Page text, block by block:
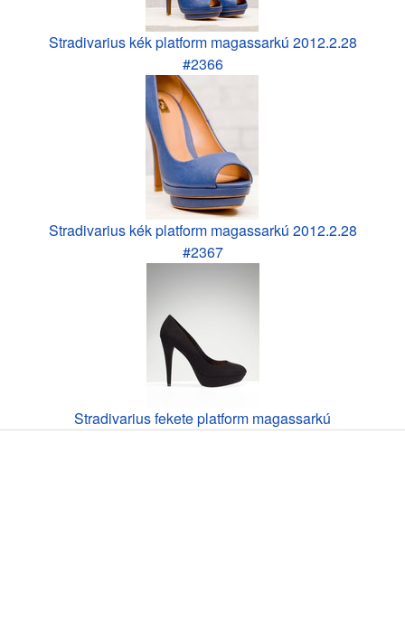
Stradivarius kék platform magassarkú 2012.2.28
#2366
Stradivarius kék platform magassarkú 2012.2.28
#2367
Stradivarius fekete platform magassarkú